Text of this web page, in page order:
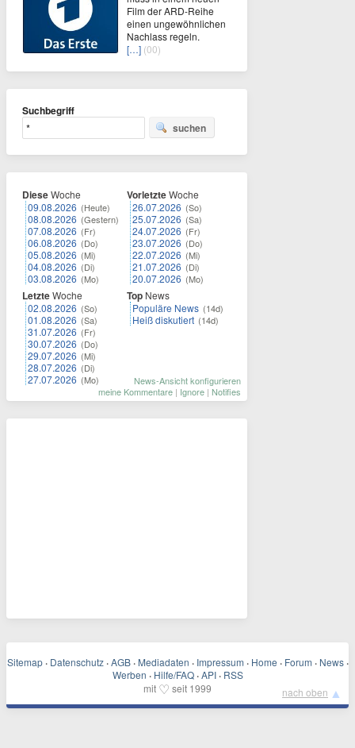
Film der ARD-Reihe
einen ungewöhnlichen
Nachlass regeln.
[…] (00)
Suchbegriff
suchen
DieseWoche
09.08.2026 (Heute)
08.08.2026 (Gestern)
07.08.2026 (Fr)
06.08.2026 (Do)
05.08.2026 (Mi)
04.08.2026 (Di)
03.08.2026 (Mo)
LetzteWoche
02.08.2026 (So)
01.08.2026 (Sa)
31.07.2026 (Fr)
30.07.2026 (Do)
29.07.2026 (Mi)
28.07.2026 (Di)
27.07.2026 (Mo)
VorletzteWoche
26.07.2026 (So)
25.07.2026 (Sa)
24.07.2026 (Fr)
23.07.2026 (Do)
22.07.2026 (Mi)
21.07.2026 (Di)
20.07.2026 (Mo)
Top News
Populäre News (14d)
Heiß diskutiert (14d)
News-Ansicht konfigurieren
meine Kommentare | Ignore | Notifies
Sitemap · Datenschutz · AGB · Mediadaten · Impressum · Home · Forum · News ·
Werben · Hilfe/FAQ · API · RSS
mit ♡ seit 1999 nach oben ▲